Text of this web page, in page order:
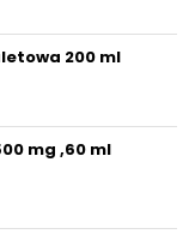
200 ml
mg ,60 ml